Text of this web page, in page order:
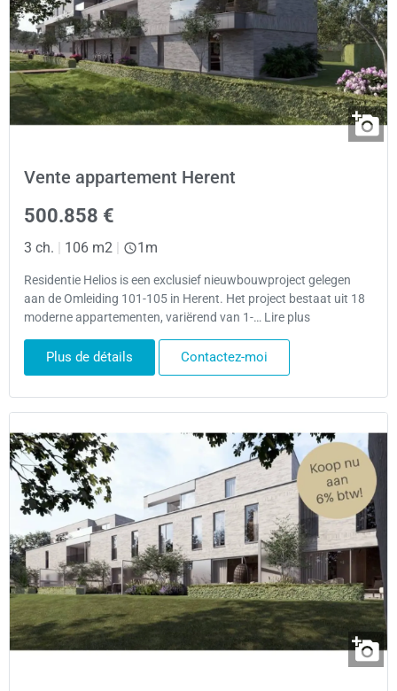
Vente appartement Herent
500.858 €
3 ch. | 106 m2 | 1m
Residentie Helios is een exclusief nieuwbouwproject gelegen
aan de Omleiding 101-105 in Herent. Het project bestaat uit 18
moderne appartementen, variërend van 1-… Lire plus
Plus de détails Contactez-moi